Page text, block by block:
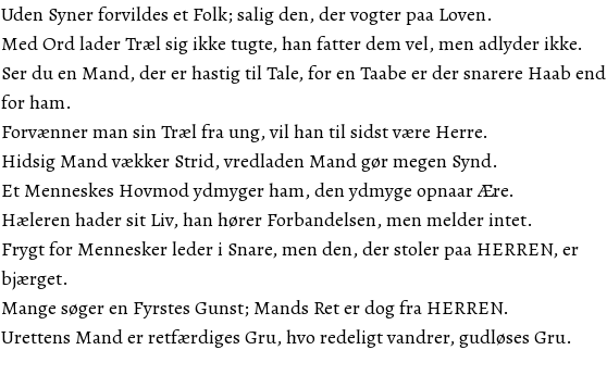
Uden Syner forvildes et Folk; salig den, der vogter paa Loven.
Med Ord lader Træl sig ikke tugte, han fatter dem vel, men adlyder ikke.
Ser du en Mand, der er hastig til Tale, for en Taabe er der snarere Haab end
for ham.
Forvænner man sin Træl fra ung, vil han til sidst være Herre.
Hidsig Mand vækker Strid, vredladen Mand gør megen Synd.
Et Menneskes Hovmod ydmyger ham, den ydmyge opnaar Ære.
Hæleren hader sit Liv, han hører Forbandelsen, men melder intet.
Frygt for Mennesker leder i Snare, men den, der stoler paa HERREN, er
bjærget.
Mange søger en Fyrstes Gunst; Mands Ret er dog fra HERREN.
Urettens Mand er retfærdiges Gru, hvo redeligt vandrer, gudløses Gru.